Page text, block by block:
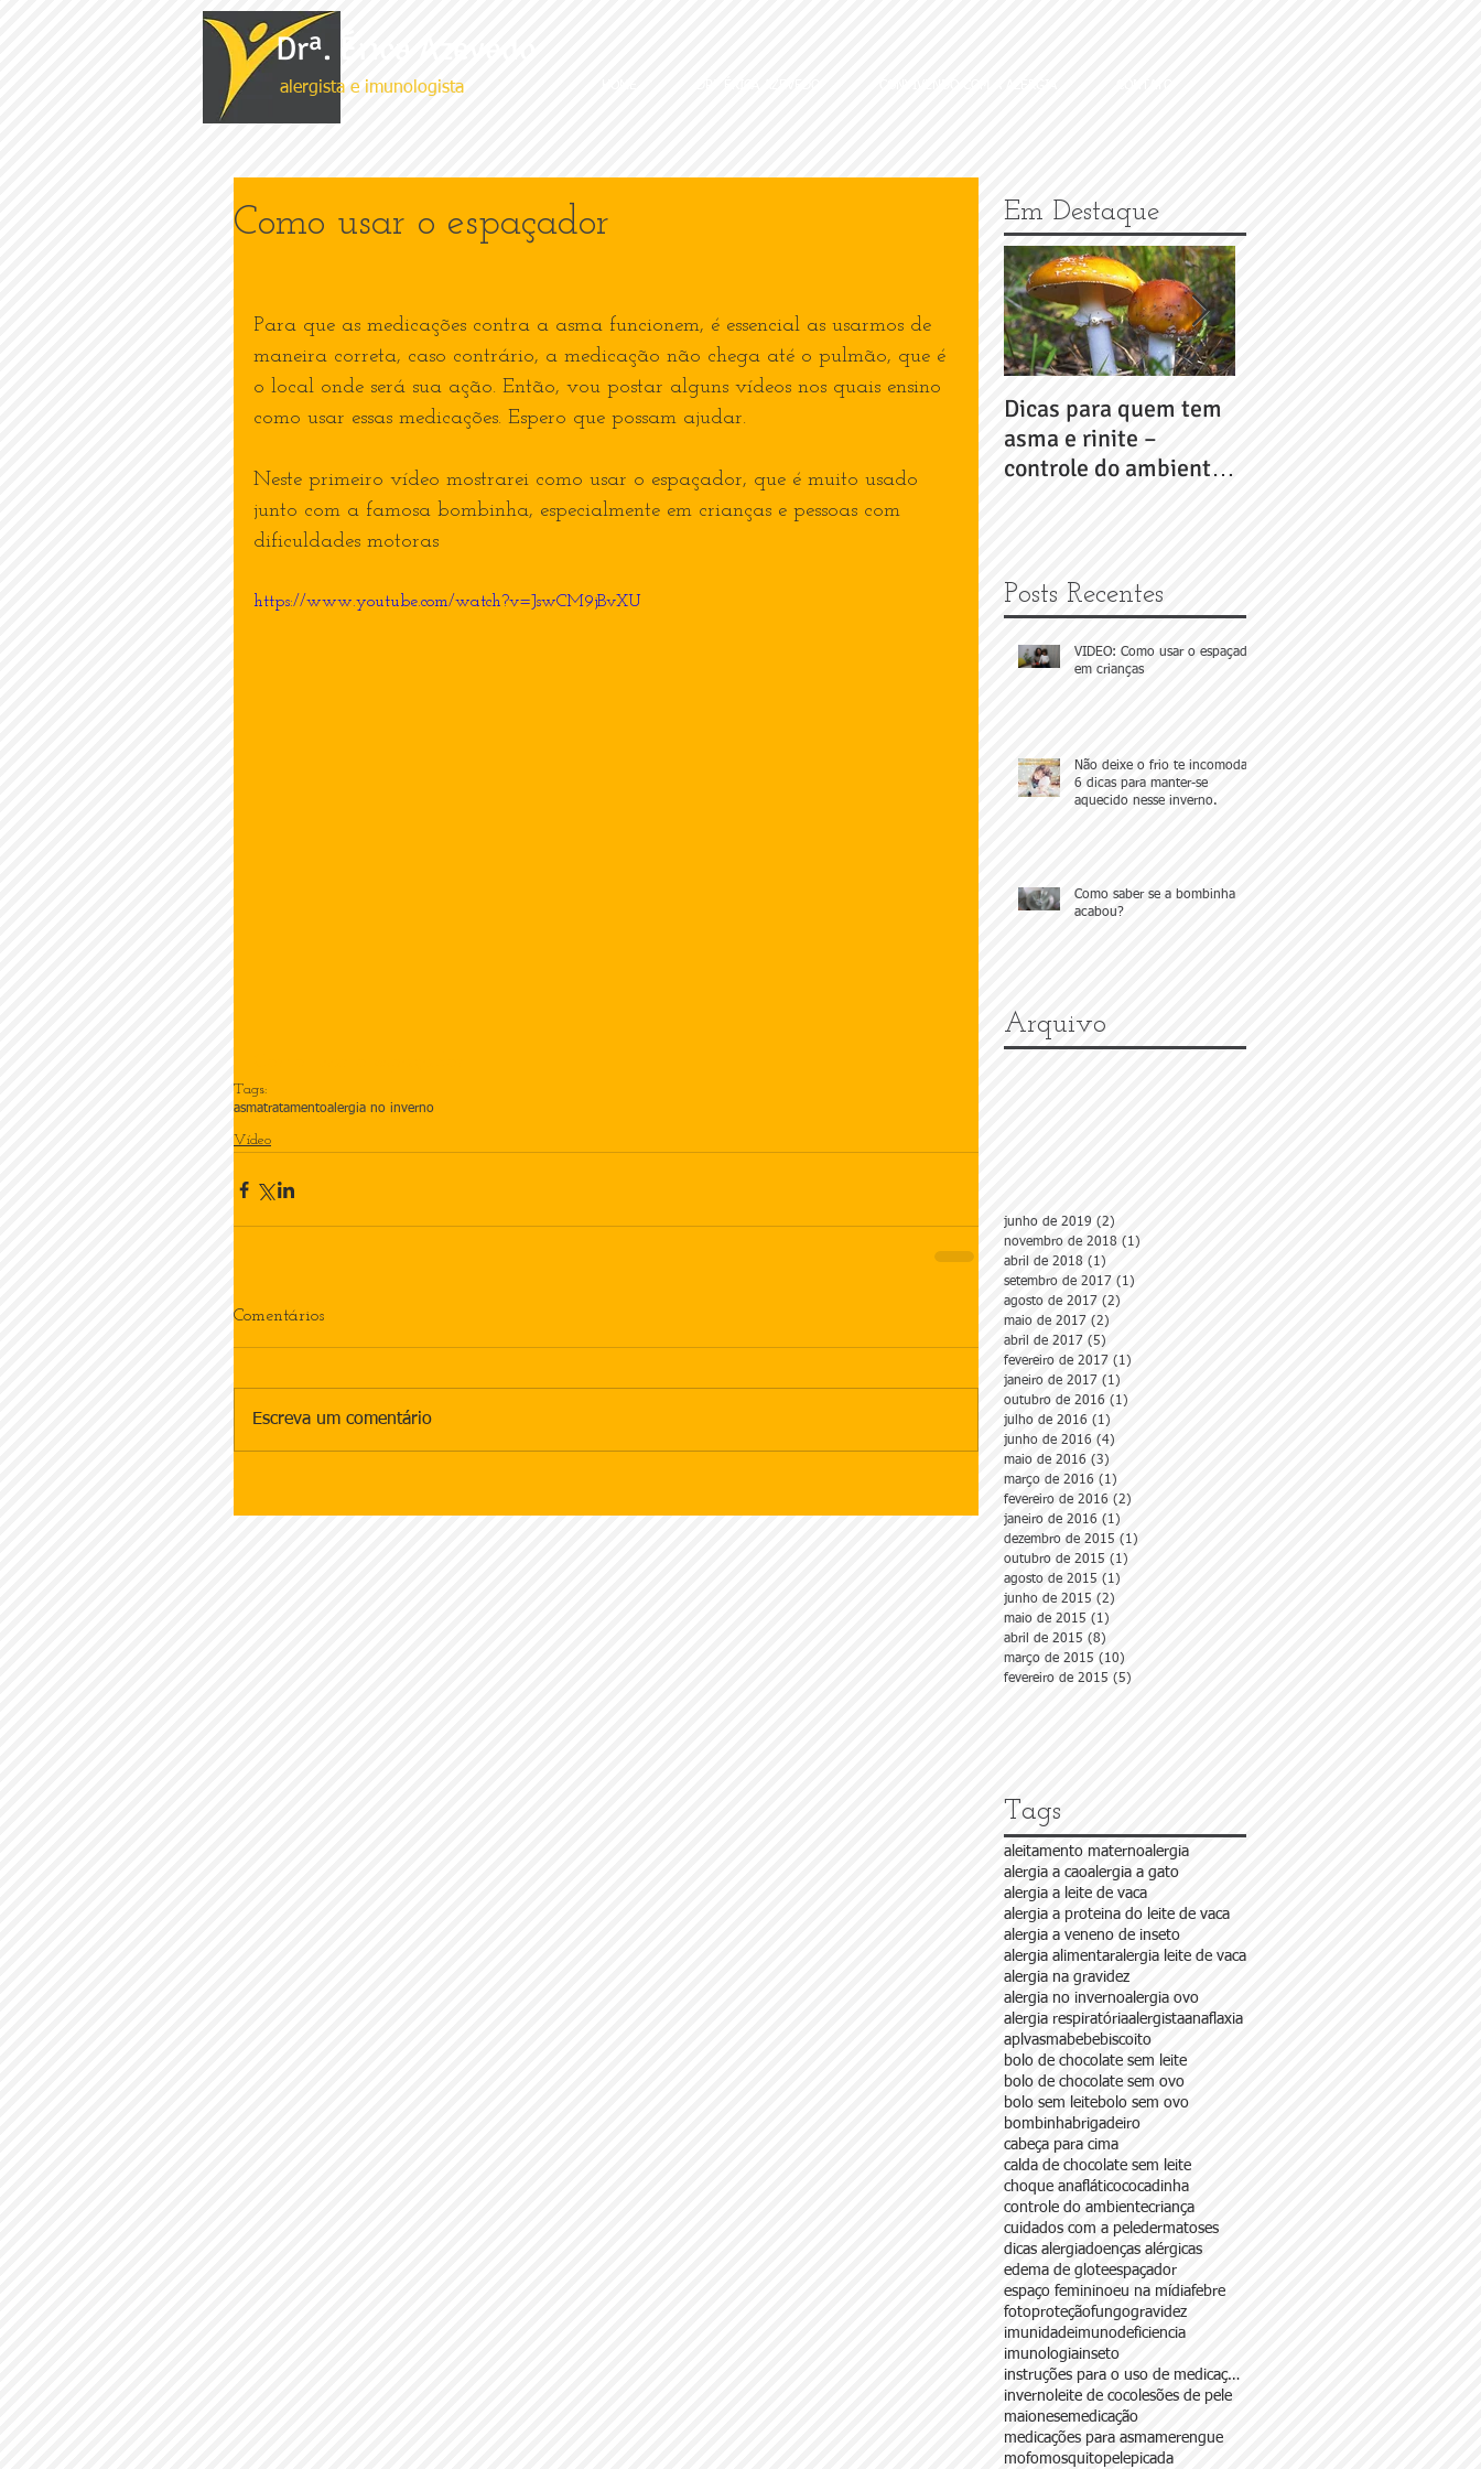
Drª. Érica Azevedo
alergista e imunologista
Como usar o espaçador
Para que as medicações contra a asma funcionem, é essencial as usarmos de
maneira correta, caso contrário, a medicação não chega até o pulmão, que é
o local onde será sua ação. Então, vou postar alguns vídeos nos quais ensino
como usar essas medicações. Espero que possam ajudar.
Neste primeiro vídeo mostrarei como usar o espaçador, que é muito usado
junto com a famosa bombinha, especialmente em crianças e pessoas com
dificuldades motoras
https://www.youtube.com/watch?v=JswCM9jBvXU
Tags:
asmatratamentoalergia no inverno
Vídeo
Comentários
Escreva um comentário
Em Destaque
Dicas para quem tem
asma e rinite –
controle do ambiente
Posts Recentes
VIDEO: Como usar o espaçador
em crianças
Não deixe o frio te incomodar!
6 dicas para manter-se
aquecido nesse inverno.
Como saber se a bombinha
acabou?
Arquivo
junho de 2019 (2)
novembro de 2018 (1)
abril de 2018 (1)
setembro de 2017 (1)
agosto de 2017 (2)
maio de 2017 (2)
abril de 2017 (5)
fevereiro de 2017 (1)
janeiro de 2017 (1)
outubro de 2016 (1)
julho de 2016 (1)
junho de 2016 (4)
maio de 2016 (3)
março de 2016 (1)
fevereiro de 2016 (2)
janeiro de 2016 (1)
dezembro de 2015 (1)
outubro de 2015 (1)
agosto de 2015 (1)
junho de 2015 (2)
maio de 2015 (1)
abril de 2015 (8)
março de 2015 (10)
fevereiro de 2015 (5)
Tags
aleitamento maternoalergia
alergia a caoalergia a gato
alergia a leite de vaca
alergia a proteina do leite de vaca
alergia a veneno de inseto
alergia alimentaralergia leite de vaca
alergia na gravidez
alergia no invernoalergia ovo
alergia respiratóriaalergistaanaflaxia
aplvasmabebebiscoito
bolo de chocolate sem leite
bolo de chocolate sem ovo
bolo sem leitebolo sem ovo
bombinhabrigadeiro
cabeça para cima
calda de chocolate sem leite
choque anafláticococadinha
controle do ambientecriança
cuidados com a peledermatoses
dicas alergiadoenças alérgicas
edema de gloteespaçador
espaço femininoeu na mídiafebre
fotoproteçãofungogravidez
imunidadeimunodeficiencia
imunologiainseto
instruções para o uso de medicações
inverno leite de coco lesões de pele
maionesemedicação
medicações para asmamerengue
mofomosquitopelepicada